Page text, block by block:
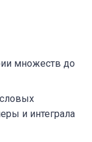
множеств до
и интеграла